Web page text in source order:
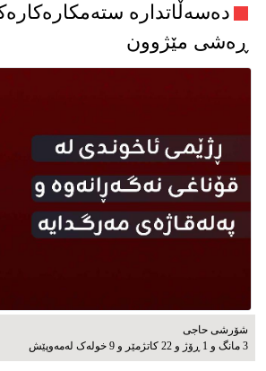
دەسەڵاتدارە
ڕەشی مێژوون
شۆرشی حاجی
3 مانگ و 1 ڕۆژ و 22 کاتژمێر و 9 خوله‌ک له‌مه‌وپێش‌